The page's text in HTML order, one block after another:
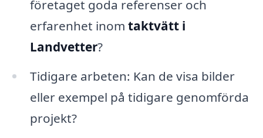
företaget goda referenser och
erfarenhet inom taktvätt i
Landvetter?
Tidigare arbeten: Kan de visa bilder
eller exempel på tidigare genomförda
projekt?